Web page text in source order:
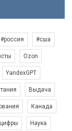
#россия #сша
Ozon
YandexGPT
Выдача
Канада
Наука